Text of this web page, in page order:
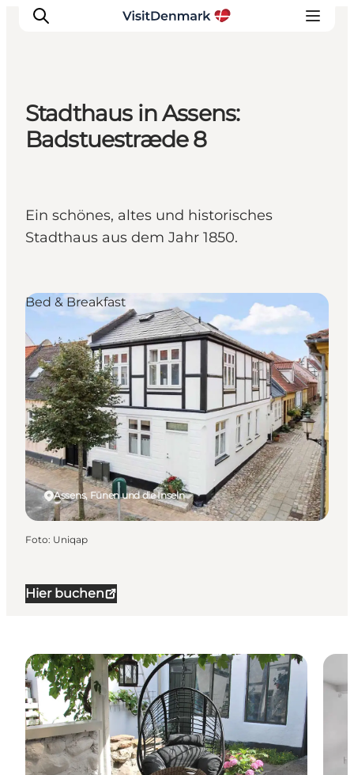
Inspiration
Reiseplanung
Stadthaus in Assens:
Badstuestræde 8
Ein schönes, altes und historisches
Stadthaus aus dem Jahr 1850.
Hier buchen
Assens, Fünen und die Inseln
Bed & Breakfast
Foto: Uniqap